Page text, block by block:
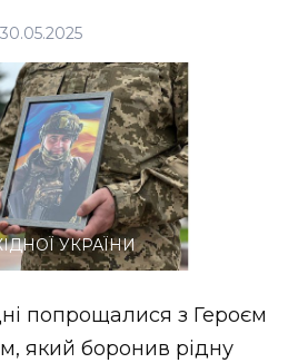
УКРАЇНИ
попрощалися з Героєм
який боронив рідну